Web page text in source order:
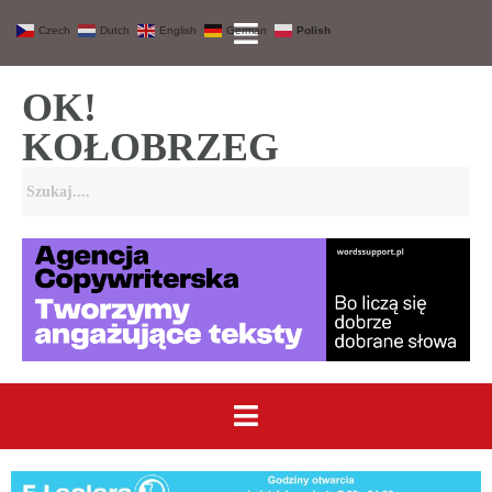
OK!
KOŁOBRZEG
Czech Dutch English German Polish